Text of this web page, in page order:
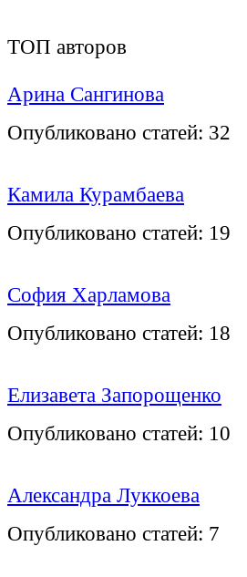
ТОП авторов
Арина Сангинова
Опубликовано статей: 32
Камила Курамбаева
Опубликовано статей: 19
София Харламова
Опубликовано статей: 18
Елизавета Запорощенко
Опубликовано статей: 10
Александра Луккоева
Опубликовано статей: 7